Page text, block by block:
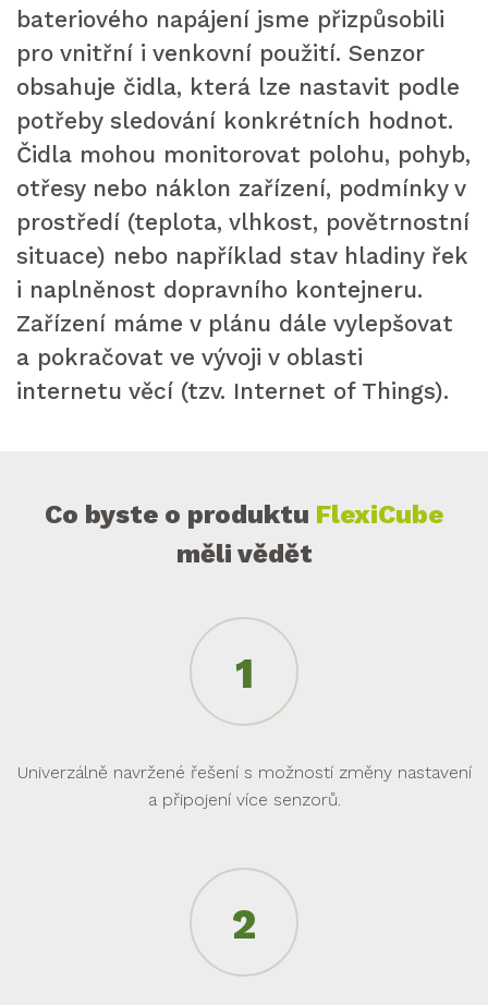
bateriového napájení jsme přizpůsobili
pro vnitřní i venkovní použití. Senzor
obsahuje čidla, která lze nastavit podle
potřeby sledování konkrétních hodnot.
Čidla mohou monitorovat polohu, pohyb,
otřesy nebo náklon zařízení, podmínky v
prostředí (teplota, vlhkost, povětrnostní
situace) nebo například stav hladiny řek
i naplněnost dopravního kontejneru.
Zařízení máme v plánu dále vylepšovat
a pokračovat ve vývoji v oblasti
internetu věcí (tzv. Internet of Things).
Co byste o produktu FlexiCube
měli vědět
Univerzálně navržené řešení s možností změny nastavení
a připojení více senzorů.